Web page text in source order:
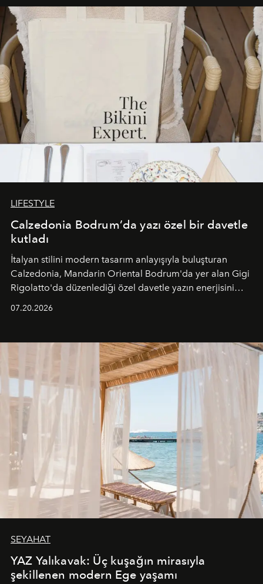
buluşturarak markanın Cavo Tagoo’daki varlığını
sürükleyici ve mevsime özel bir deneyime dönüştürüyor.
LIFESTYLE
Calzedonia Bodrum’da yazı özel bir davetle
kutladı
İtalyan stilini modern tasarım anlayışıyla buluşturan
Calzedonia, Mandarin Oriental Bodrum'da yer alan Gigi
Rigolatto'da düzenlediği özel davetle yazın enerjisini
07.20.2026
SEYAHAT
YAZ Yalıkavak: Üç kuşağın mirasıyla
şekillenen modern Ege yaşamı